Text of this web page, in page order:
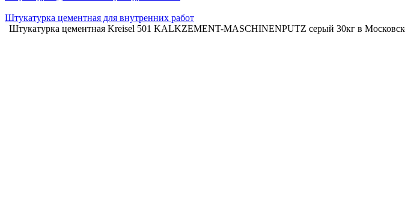
Штукатурка цементная для внутренних работ
Штукатурка цементная Kreisel 501 KALKZEMENT-MASCHINENPUTZ серый 30кг в